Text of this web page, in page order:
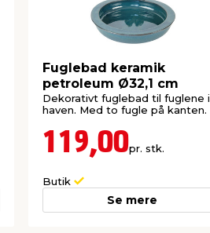
Fuglebad keramik
petroleum Ø32,1 cm
Dekorativt fuglebad til fuglene i
haven. Med to fugle på kanten.
119,00pr. stk.
Butik
Se mere